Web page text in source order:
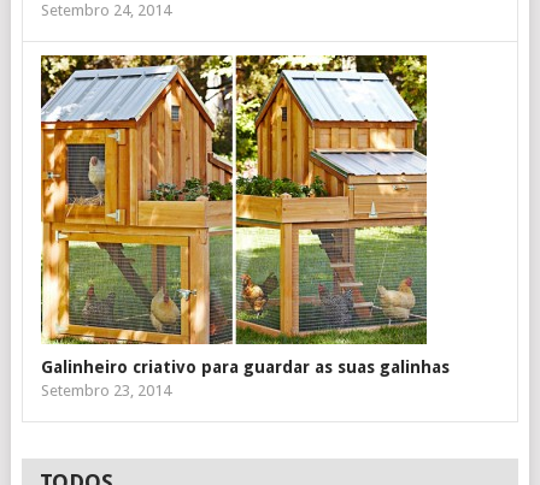
Setembro 24, 2014
Galinheiro criativo para guardar as suas galinhas
Setembro 23, 2014